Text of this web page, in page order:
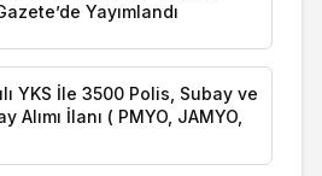
Yayımlandı
YKS İle 3500 Polis, Subay ve
Alımı İlanı ( PMYO, JAMYO,